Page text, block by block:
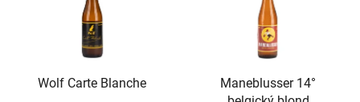
Wolf Carte Blanche
Maneblusser 14°